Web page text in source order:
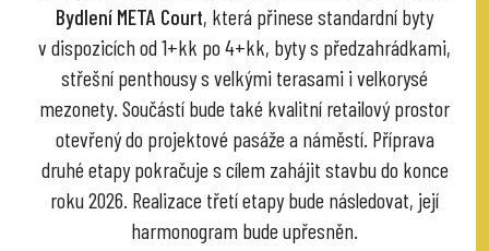
Bydlení META Court, která přinese standardní byty
v dispozicích od 1+kk po 4+kk, byty s předzahrádkami,
střešní penthousy s velkými terasami i velkorysé
mezonety. Součástí bude také kvalitní retailový prostor
otevřený do projektové pasáže a náměstí. Příprava
druhé etapy pokračuje s cílem zahájit stavbu do konce
roku 2026. Realizace třetí etapy bude následovat, její
harmonogram bude upřesněn.